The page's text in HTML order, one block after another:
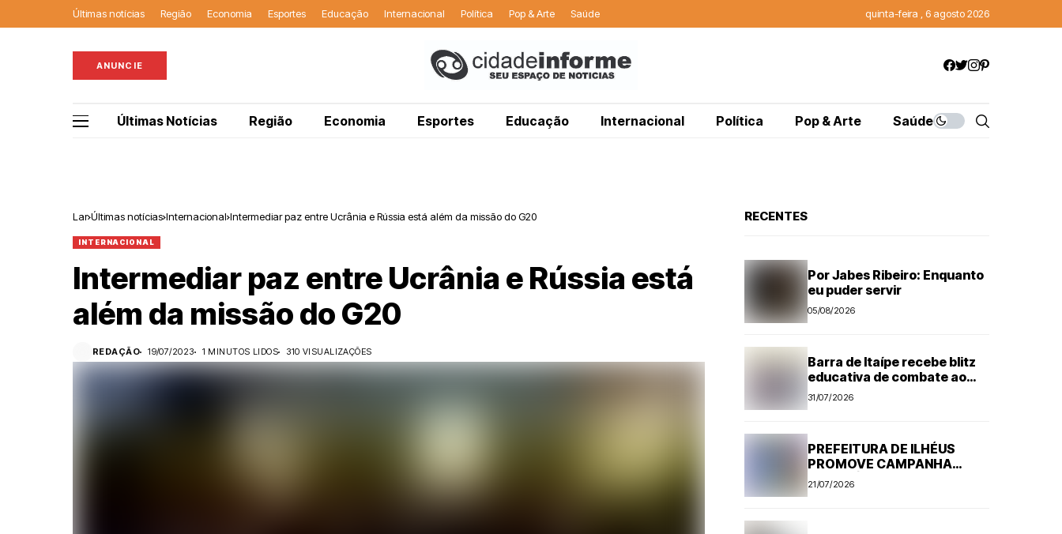
Últimas notícias Região Economia Esportes Educação Internacional Política Pop & Arte Saúde quinta-feira , 6 agosto 2026
ANUNCIE
Últimas Notícias Região Economia Esportes Educação Internacional Política Pop & Arte Saúde
Lar Últimas notícias Internacional Intermediar paz entre Ucrânia e Rússia está além da missão do G20
INTERNACIONAL
Intermediar paz entre Ucrânia e Rússia está
além da missão do G20
REDAÇÃO 19/07/2023 1 MINUTOS LIDOS 310 VISUALIZAÇÕES
RECENTES
Por Jabes Ribeiro: Enquanto
eu puder servir
05/08/2026
Barra de Itaípe recebe blitz
educativa de combate ao
Aedes aegypti
31/07/2026
PREFEITURA DE ILHÉUS
PROMOVE CAMPANHA
ANTI-RÁBICA. VEJA
PROGRAMAÇÃO
21/07/2026